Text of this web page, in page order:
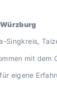
Singkreis,
mit dem
eigene